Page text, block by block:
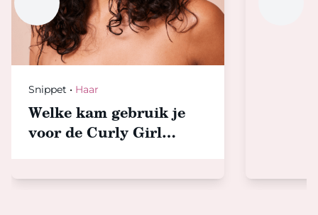
Snippet • Haar
Welke kam gebruik je
voor de Curly Girl